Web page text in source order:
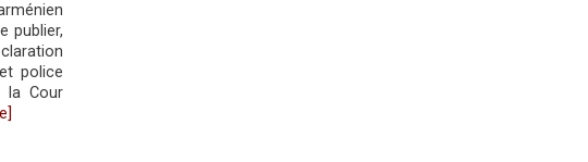
publier,
police
la Cour